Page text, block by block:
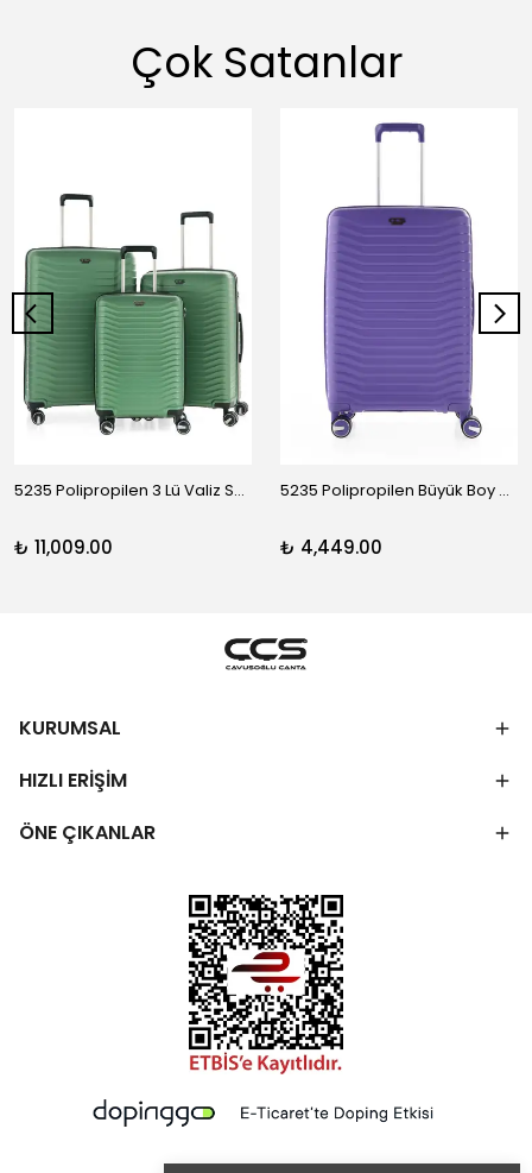
Çok Satanlar
5235 Polipropilen 3 Lü Valiz Seti
₺ 11,009.00
5235 Polipropilen Büyük Boy Valiz
₺ 4,449.00
KURUMSAL
HIZLI ERİŞİM
ÖNE ÇIKANLAR